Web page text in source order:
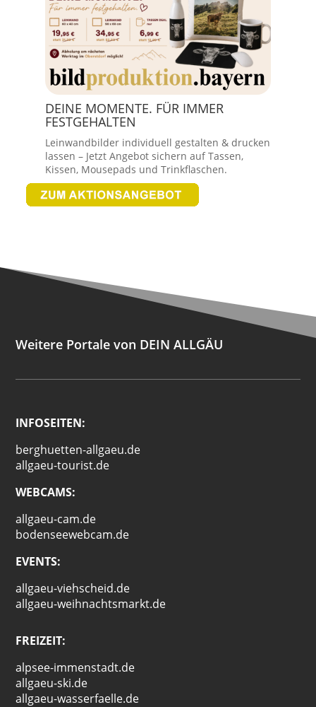
DEINE MOMENTE. FÜR IMMER
FESTGEHALTEN
Leinwandbilder individuell gestalten & drucken
lassen – Jetzt Angebot sichern auf Tassen,
Kissen, Mousepads und Trinkflaschen.
Weitere Portale von DEIN ALLGÄU
INFOSEITEN:
berghuetten-allgaeu.de
allgaeu-tourist.de
WEBCAMS:
allgaeu-cam.de
bodenseewebcam.de
EVENTS:
allgaeu-viehscheid.de
allgaeu-weihnachtsmarkt.de
FREIZEIT:
alpsee-immenstadt.de
allgaeu-ski.de
allgaeu-wasserfaelle.de